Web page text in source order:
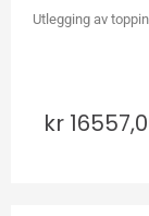
Utlegging av
kr